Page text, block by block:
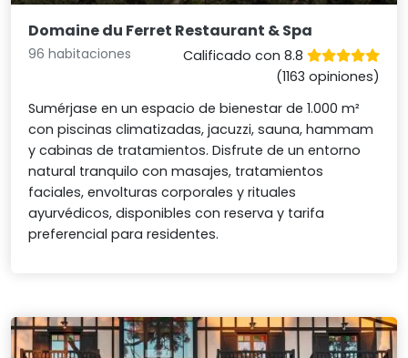
Domaine du Ferret Restaurant & Spa
96 habitaciones
Calificado con 8.8
(1163 opiniones)
Sumérjase en un espacio de bienestar de 1.000 m²
con piscinas climatizadas, jacuzzi, sauna, hammam
y cabinas de tratamientos. Disfrute de un entorno
natural tranquilo con masajes, tratamientos
faciales, envolturas corporales y rituales
ayurvédicos, disponibles con reserva y tarifa
preferencial para residentes.